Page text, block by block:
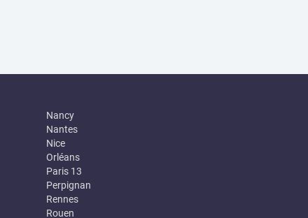
Nancy
Nantes
Nice
Orléans
Paris 13
Perpignan
Rennes
Rouen